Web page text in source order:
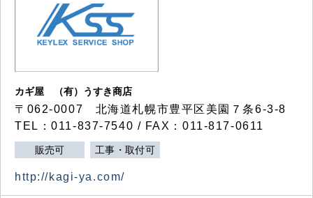
カギ屋 （有）うすき商店
〒062-0007 北海道札幌市豊平区美園７条6-3-8
TEL：011-837-7540 / FAX：011-817-0611
販売可 工事・取付可
http://kagi-ya.com/